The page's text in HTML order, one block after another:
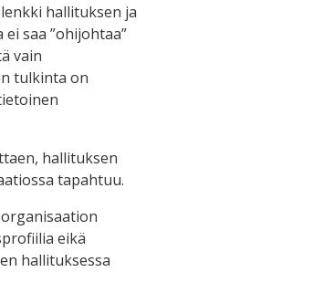
hallituksen ja
saa ”ohijohtaa”
vain
tulkinta on
hallituksen
tapahtuu.
eikä
hallituksessa